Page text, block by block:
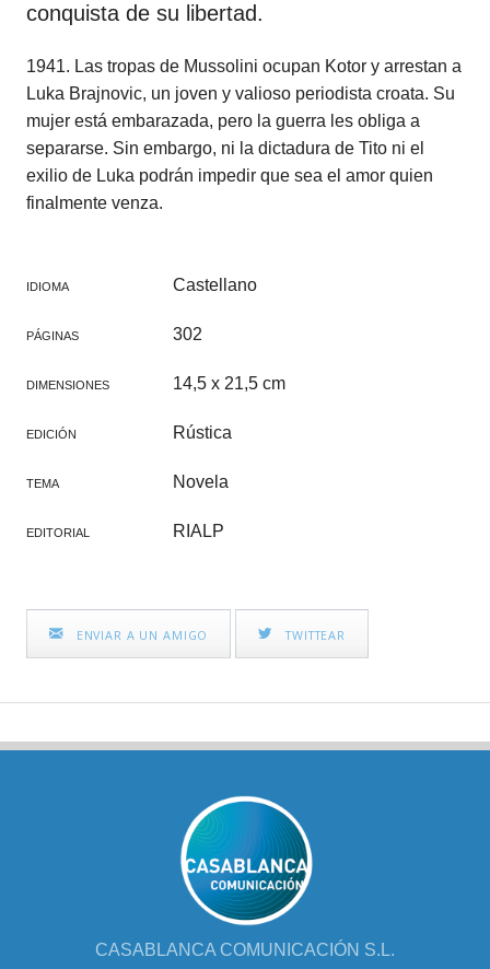
conquista de su libertad.
1941. Las tropas de Mussolini ocupan Kotor y arrestan a
Luka Brajnovic, un joven y valioso periodista croata. Su
mujer está embarazada, pero la guerra les obliga a
separarse. Sin embargo, ni la dictadura de Tito ni el
exilio de Luka podrán impedir que sea el amor quien
finalmente venza.
IDIOMA Castellano
PÁGINAS 302
DIMENSIONES 14,5 x 21,5 cm
EDICIÓN Rústica
TEMA Novela
EDITORIAL RIALP
ENVIAR A UN AMIGO TWITTEAR
CASABLANCA COMUNICACIÓN S.L.